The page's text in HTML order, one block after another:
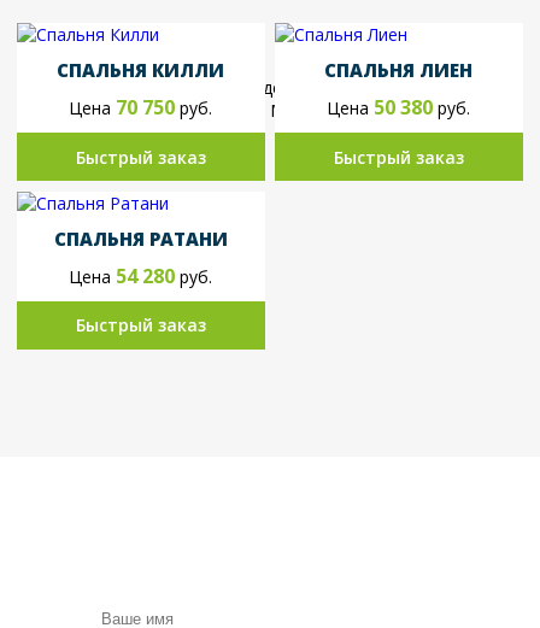
СПАЛЬНЯ КИЛЛИ
Цена 70 750 руб.
Быстрый заказ
СПАЛЬНЯ ЛИЕН
Цена 50 380 руб.
Быстрый заказ
СПАЛЬНЯ РАТАНИ
Цена 54 280 руб.
Быстрый заказ